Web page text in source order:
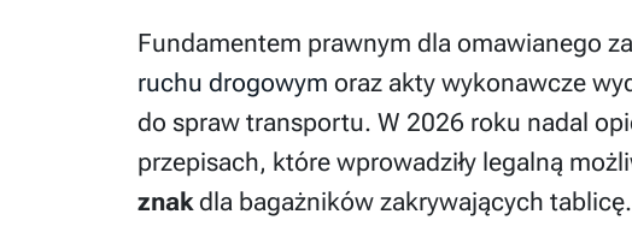
Fundamentem prawnym dla omawianego
ruchu drogowym oraz akty wykonawcze
do spraw transportu. W 2026 roku nadal
przepisach, które wprowadziły legalną
znakdla bagażników zakrywających